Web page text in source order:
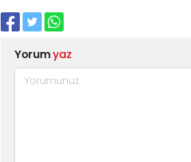
Yorumyaz